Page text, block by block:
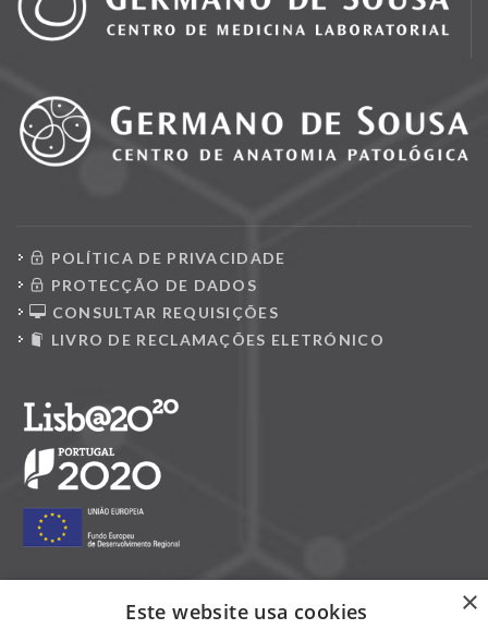
POLÍTICA DE PRIVACIDADE
PROTECÇÃO DE DADOS
CONSULTAR REQUISIÇÕES
LIVRO DE RECLAMAÇÕES ELETRÓNICO
×
Este website usa cookies